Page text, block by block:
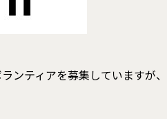
ンティアを募集していますが、